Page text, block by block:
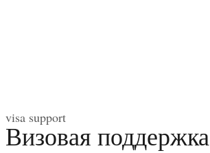
visa support
Визовая поддержка